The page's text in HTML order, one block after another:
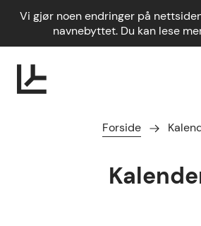
Vi gjør noen endringer på
navnebyttet. Du kan lese
Forside